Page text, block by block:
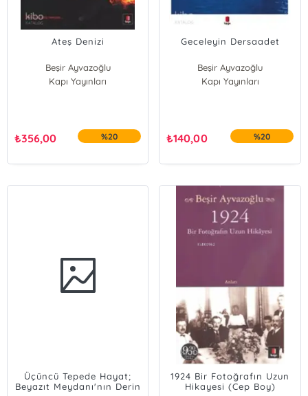
Ateş Denizi
Beşir Ayvazoğlu
Kapı Yayınları
₺356,00 %20
Geceleyin Dersaadet
Beşir Ayvazoğlu
Kapı Yayınları
₺140,00 %20
Üçüncü Tepede Hayat;
Beyazıt Meydanı'nın Derin
1924 Bir Fotoğrafın Uzun
Hikayesi (Cep Boy)